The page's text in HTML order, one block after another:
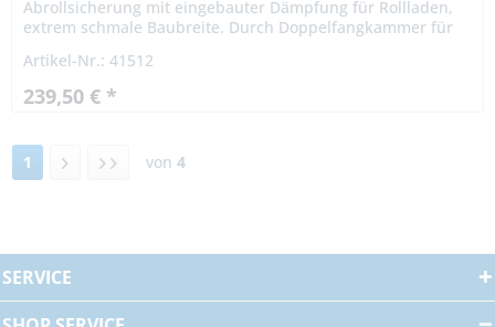
Abrollsicherung mit eingebauter Dämpfung für Rollladen,
extrem schmale Baubreite. Durch Doppelfangkammer für
oder...
Artikel-Nr.: 41512
239,50 € *
1 von 4
SERVICE